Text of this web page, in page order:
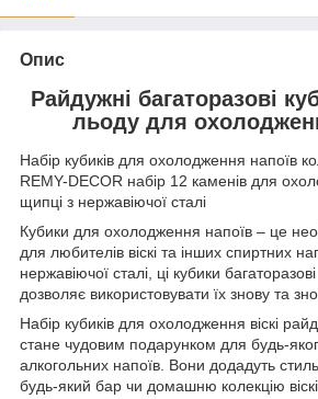
Опис
Райдужні багаторазові
льоду для
Набір кубиків для охолодження напоїв
REMY-DECOR набір 12 каменів для
щипці з нержавіючої сталі
Кубики для охолодження напоїв – це
для любителів віскі та інших спиртних
нержавіючої сталі, ці кубики
дозволяє використовувати їх знову та
Набір кубиків для охолодження віскі
стане чудовим подарунком для будь-
алкогольних напоїв. Вони додадуть
будь-який бар чи домашню колекцію